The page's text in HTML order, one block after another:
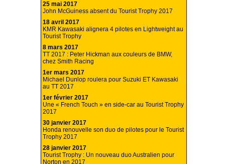
25 mai 2017
John McGuiness absent du Tourist Trophy 2017
18 avril 2017
KMR Kawasaki alignera 4 pilotes en Lightweight au
Tourist Trophy
8 mars 2017
TT 2017 : Peter Hickman aux couleurs de BMW,
chez Smith Racing
1er mars 2017
Michael Dunlop roulera pour Suzuki ET Kawasaki
au TT 2017
1er février 2017
Une « French Touch » en side-car au Tourist Trophy
2017
30 janvier 2017
Honda renouvelle son duo de pilotes pour le Tourist
Trophy 2017
28 janvier 2017
Tourist Trophy : Un nouveau duo Australien pour
Norton en 2017